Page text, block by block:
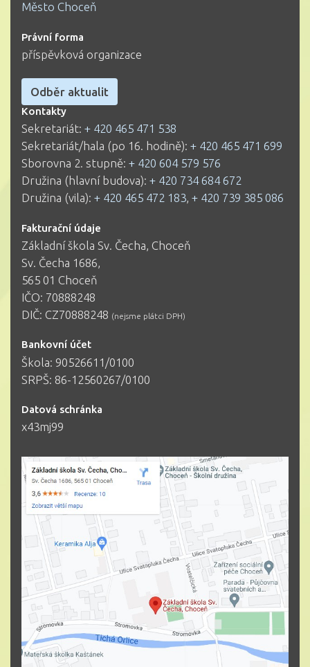
Město Choceň
Právní forma
příspěvková organizace
Odběr aktualit
Kontakty
Sekretariát: + 420 465 471 538
Sekretariát/hala (po 16. hodině): + 420 465 471 699
Sborovna 2. stupně: + 420 604 579 576
Družina (hlavní budova): + 420 734 684 672
Družina (vila): + 420 465 472 183, + 420 739 385 086
Fakturační údaje
Základní škola Sv. Čecha, Choceň
Sv. Čecha 1686,
565 01 Choceň
IČO: 70888248
DIČ: CZ70888248 (nejsme plátci DPH)
Bankovní účet
Škola: 90526611/0100
SRPŠ: 86-12560267/0100
Datová schránka
x43mj99